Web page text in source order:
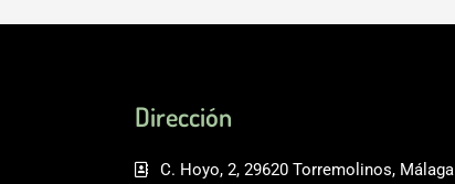
Dirección
C. Hoyo, 2, 29620 Torremolinos, Málaga